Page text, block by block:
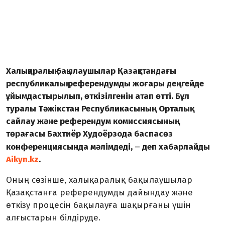
Халықаралық бақылаушылар Қазақстандағы
республикалық референдумды жоғары деңгейде
ұйымдастырылып, өткізілгенін атап өтті. Бұл
туралы Тәжікстан Республикасының Орталық
сайлау және референдум комиссиясының
төрағасы Бахтиёр Худоёрзода баспасөз
конференциясында мәлімдеді, – деп хабарлайды
Aikyn.kz.
Оның сөзінше, халықаралық бақылаушылар
Қазақстанға референдумды дайындау және
өткізу процесін бақылауға шақырғаны үшін
алғыстарын білдіруде.